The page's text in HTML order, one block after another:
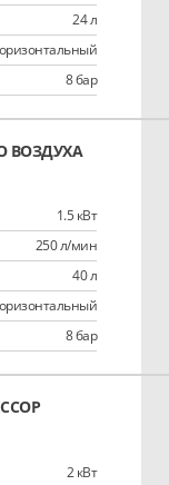
24 л
8 бар
ВОЗДУХА
1.5 кВт
250 л/мин
40 л
8 бар
2 кВт